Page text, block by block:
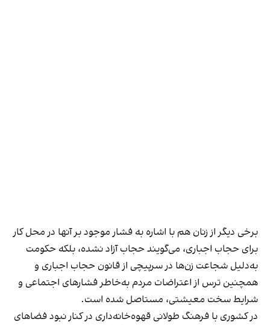
برخی دیگر از زنان هم با اشاره به فشار موجود بر آنها در محل کار
برای حجاب اجباری، می‌گویند حجاب آزاد نشده، بلکه حکومت
به‌دلیل شجاعت زن‌ها در سرپیچی از قانون حجاب اجباری و
همچنین ترس از اعتراضات مردم به‌خاطر فشارهای اجتماعی و
شرایط سخت معیشتی، مستاصل شده است.
در کشوری با فرهنگ طولانی قهوه‌‌خانه‌داری در کنار نبود فضاهای